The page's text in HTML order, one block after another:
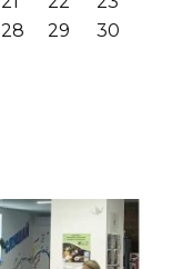
28 29
30